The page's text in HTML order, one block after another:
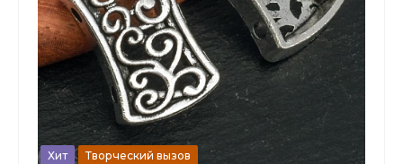
Хит Творческий вызов